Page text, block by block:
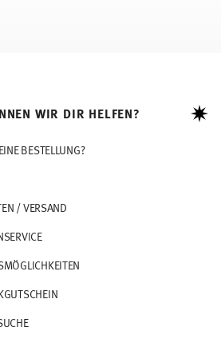
WIR DIR HELFEN?
BESTELLUNG?
/ VERSAND